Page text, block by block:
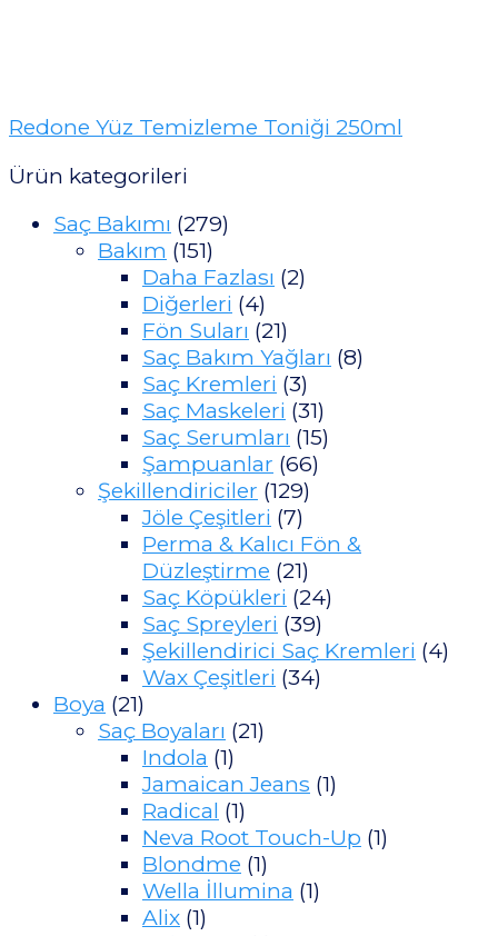
Redone Yüz Temizleme Toniği 250ml
Ürün kategorileri
Saç Bakımı (279)
Bakım (151)
Daha Fazlası (2)
Diğerleri (4)
Fön Suları (21)
Saç Bakım Yağları (8)
Saç Kremleri (3)
Saç Maskeleri (31)
Saç Serumları (15)
Şampuanlar (66)
Şekillendiriciler (129)
Jöle Çeşitleri (7)
Perma & Kalıcı Fön &
Düzleştirme (21)
Saç Köpükleri (24)
Saç Spreyleri (39)
Şekillendirici Saç Kremleri (4)
Wax Çeşitleri (34)
Boya (21)
Saç Boyaları (21)
Indola (1)
Jamaican Jeans (1)
Radical (1)
Neva Root Touch-Up (1)
Blondme (1)
Wella İllumina (1)
Alix (1)